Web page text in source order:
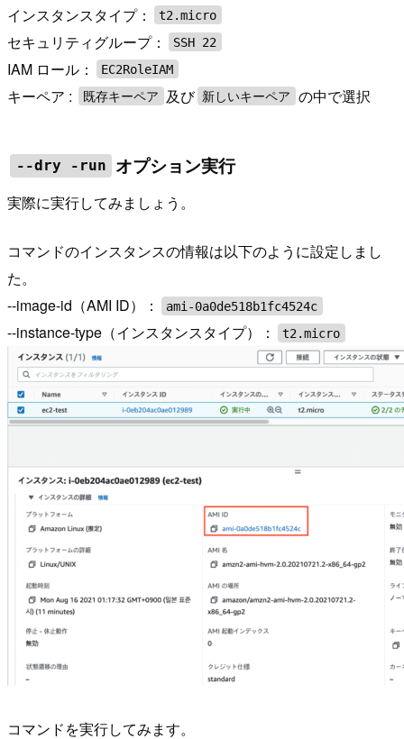
インスタンスタイプ： t2.micro
セキュリティグループ： SSH 22
IAM ロール： EC2RoleIAM
キーペア : 既存キーペア 及び 新しいキーペア の中で選択
--dry -run オプション実行
実際に実行してみましょう。
コマンドのインスタンスの情報は以下のように設定しまし
た。
--image-id（AMI ID）：
ami-0a0de518b1fc4524c
--instance-type（インスタンスタイプ）： t2.micro
コマンドを実行してみます。